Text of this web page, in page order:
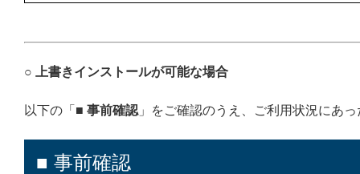
○ 上書きインストールが可能な場合
以下の「 ■ 事前確認 」をご確認のうえ、ご利用状況にあっ
■ 事前確認